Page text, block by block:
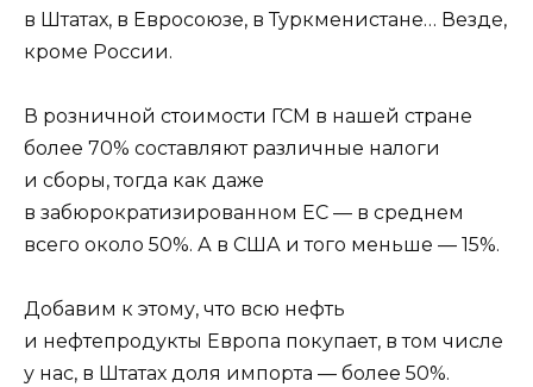
в Штатах, в Евросоюзе, в Туркменистане… Везде,
кроме России.
В розничной стоимости ГСМ в нашей стране
более 70% составляют различные налоги
и сборы, тогда как даже
в забюрократизированном ЕС — в среднем
всего около 50%. А в США и того меньше — 15%.
Добавим к этому, что всю нефть
и нефтепродукты Европа покупает, в том числе
у нас, в Штатах доля импорта — более 50%.